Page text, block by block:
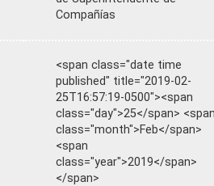
Compañías
<span class="date time
published" title="2019-02-
25T16:57:19-0500"><span
class="day">25</span> <span
class="month">Feb</span>
<span
class="year">2019</span>
</span>